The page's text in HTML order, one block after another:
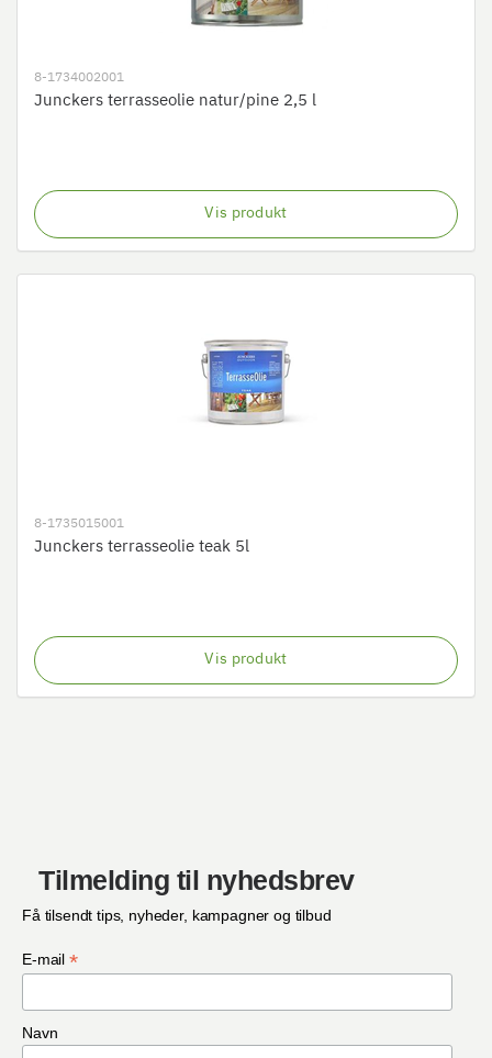
8-1734002001
Junckers terrasseolie natur/pine 2,5 l
Vis produkt
8-1735015001
Junckers terrasseolie teak 5l
Vis produkt
Tilmelding til nyhedsbrev
Få tilsendt tips, nyheder, kampagner og tilbud
E-mail *
Navn